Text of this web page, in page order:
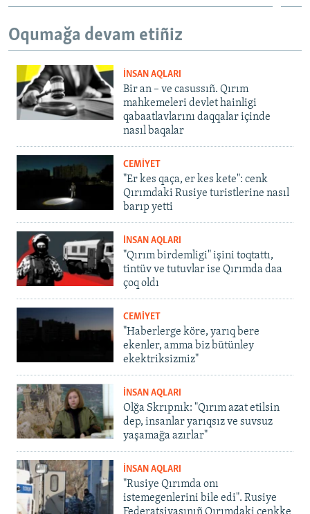
Oqumağa devam etiñiz
İNSAN AQLARI
Bir an – ve casussıñ. Qırım
mahkemeleri devlet hainligi
qabaatlavlarını daqqalar içinde
nasıl baqalar
CEMİYET
"Er kes qaça, er kes kete": cenk
Qırımdaki Rusiye turistlerine nasıl
barıp yetti
İNSAN AQLARI
"Qırım birdemligi" işini toqtattı,
tintüv ve tutuvlar ise Qırımda daa
çoq oldı
CEMİYET
"Haberlerge köre, yarıq bere
ekenler, amma biz bütünley
ekektriksizmiz"
İNSAN AQLARI
Olğa Skrıpnık: "Qırım azat etilsin
dep, insanlar yarıqsız ve suvsuz
yaşamağa azırlar"
İNSAN AQLARI
"Rusiye Qırımda onı
istemegenlerini bile edi". Rusiye